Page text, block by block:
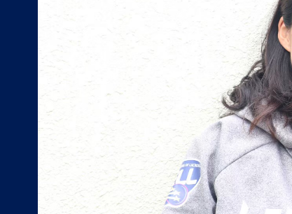
SELL PROJECTS SELL LEADERS